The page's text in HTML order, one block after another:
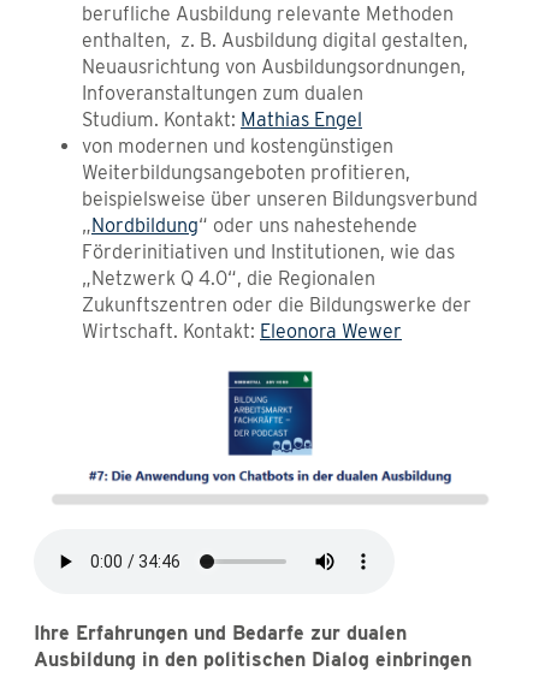
berufliche Ausbildung relevante Methoden
enthalten, z. B. Ausbildung digital gestalten,
Neuausrichtung von Ausbildungsordnungen,
Infoveranstaltungen zum dualen
Studium. Kontakt: Mathias Engel
von modernen und kostengünstigen
Weiterbildungsangeboten profitieren,
beispielsweise über unseren Bildungsverbund
„Nordbildung“ oder uns nahestehende
Förderinitiativen und Institutionen, wie das
„Netzwerk Q 4.0“, die Regionalen
Zukunftszentren oder die Bildungswerke der
Wirtschaft. Kontakt: Eleonora Wewer
Ihre Erfahrungen und Bedarfe zur dualen
Ausbildung in den politischen Dialog einbringen